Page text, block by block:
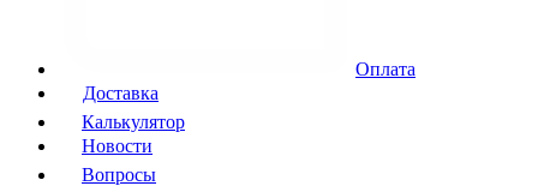
Оплата
Доставка
Калькулятор
Новости
Вопросы